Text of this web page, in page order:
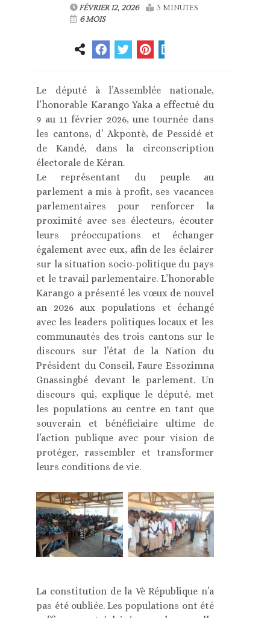
FÉVRIER 12, 2026
3 MINUTES
6 MOIS
Le député à l’Assemblée nationale,
l’honorable Karango Yaka a effectué du
9 au 11 février 2026, une tournée dans
les cantons, d’ Akpontè, de Pessidé et
de Kandé, dans la circonscription
électorale de Kéran.
Le représentant du peuple au
parlement a mis à profit, ses vacances
parlementaires pour renforcer la
proximité avec ses électeurs, écouter
leurs préoccupations et échanger
également avec eux, afin de les éclairer
sur la situation socio-politique du pays
et le travail parlementaire. L’honorable
Karango a présenté les vœux de nouvel
an 2026 aux populations et échangé
avec les leaders politiques locaux et les
communautés des trois cantons sur le
discours sur l’état de la Nation du
Président du Conseil, Faure Essozimna
Gnassingbé devant le parlement. Un
discours qui, explique le député, met
les populations au centre en tant que
souverain et bénéficiaire ultime de
l’action publique avec pour vision de
protéger, rassembler et transformer
leurs conditions de vie.
La constitution de la Vè République n’a
pas été oubliée. Les populations ont été